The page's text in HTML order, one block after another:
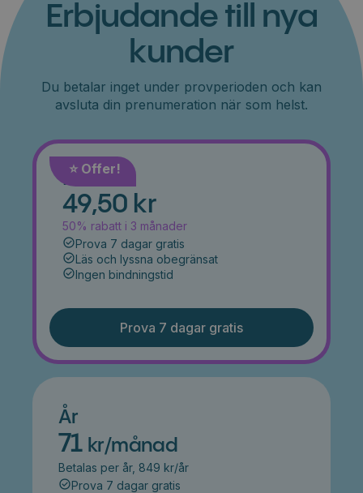
Erbjudande till nya
kunder
Du betalar inget under provperioden och kan
avsluta din prenumeration när som helst.
⭐️ Offer!
Månad
49,50 kr
50% rabatt i 3 månader
Prova 7 dagar gratis
Läs och lyssna obegränsat
Ingen bindningstid
Prova 7 dagar gratis
År
71 kr/månad
Betalas per år, 849 kr/år
Prova 7 dagar gratis